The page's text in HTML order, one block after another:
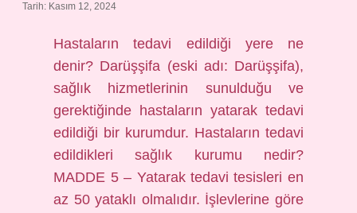
Tarih: Kasım 12, 2024
Hastaların tedavi edildiği yere ne
denir? Darüşşifa (eski adı: Darüşşifa),
sağlık hizmetlerinin sunulduğu ve
gerektiğinde hastaların yatarak tedavi
edildiği bir kurumdur. Hastaların tedavi
edildikleri sağlık kurumu nedir?
MADDE 5 – Yatarak tedavi tesisleri en
az 50 yataklı olmalıdır. İşlevlerine göre